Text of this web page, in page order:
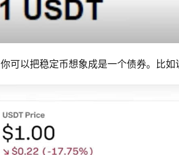
你可以把稳定币想象成是一个债券。比如